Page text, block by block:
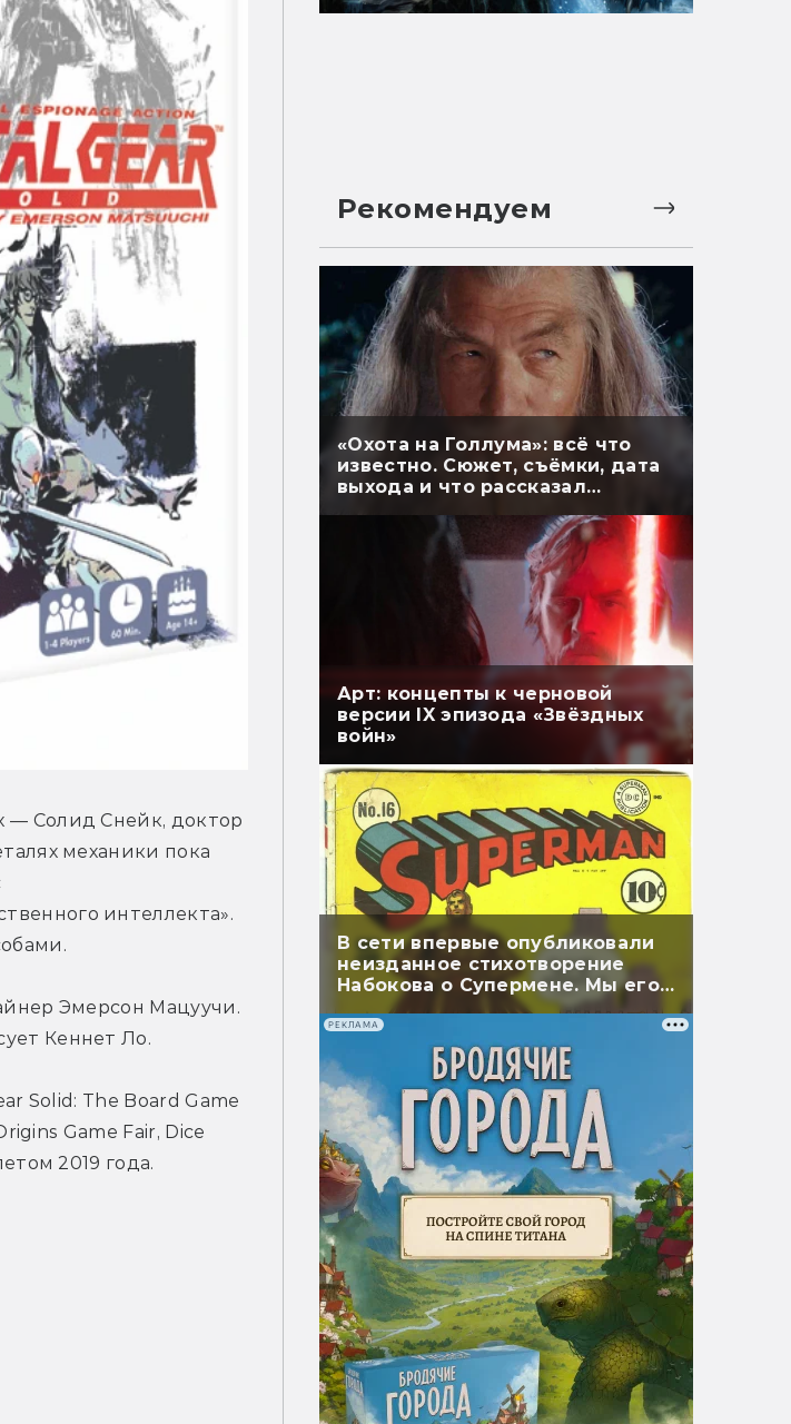
— Солид Снейк, доктор
механики пока
интеллекта».
Эмерсон Мацуучи.
Кеннет Ло.
Solid: The Board Game
Game Fair, Dice
2019 года.
Рекомендуем
«Охота на Голлума»: всё что
известно. Сюжет, съёмки, дата
выхода и что рассказал
Арт: концепты к черновой
версии IX эпизода «Звёздных
войн»
В сети впервые опубликовали
неизданное стихотворение
Набокова о Супермене. Мы его
перевели
РЕКЛАМА